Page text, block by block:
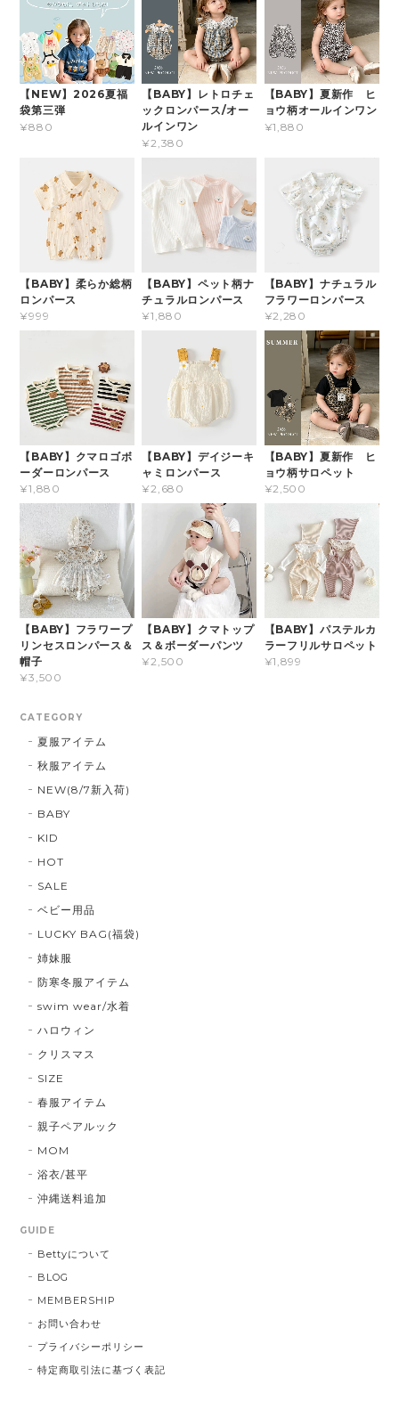
【NEW】2026夏福
袋第三弾
¥880
【BABY】レトロチェ
ックロンパース/オー
ルインワン
¥2,380
【BABY】夏新作 ヒ
ョウ柄オールインワン
¥1,880
【BABY】柔らか総柄
ロンパース
¥999
【BABY】ペット柄ナ
チュラルロンパース
¥1,880
【BABY】ナチュラル
フラワーロンパース
¥2,280
【BABY】クマロゴボ
ーダーロンパース
¥1,880
【BABY】デイジーキ
ャミロンパース
¥2,680
【BABY】夏新作 ヒ
ョウ柄サロペット
¥2,500
【BABY】フラワープ
リンセスロンパース＆
帽子
¥3,500
【BABY】クマトップ
ス＆ボーダーパンツ
¥2,500
【BABY】パステルカ
ラーフリルサロペット
¥1,899
CATEGORY
夏服アイテム
秋服アイテム
NEW(8/7新入荷)
BABY
KID
HOT
SALE
ベビー用品
LUCKY BAG(福袋)
姉妹服
防寒冬服アイテム
swim wear/水着
ハロウィン
クリスマス
SIZE
春服アイテム
親子ペアルック
MOM
浴衣/甚平
沖縄送料追加
GUIDE
Bettyについて
BLOG
MEMBERSHIP
お問い合わせ
プライバシーポリシー
特定商取引法に基づく表記